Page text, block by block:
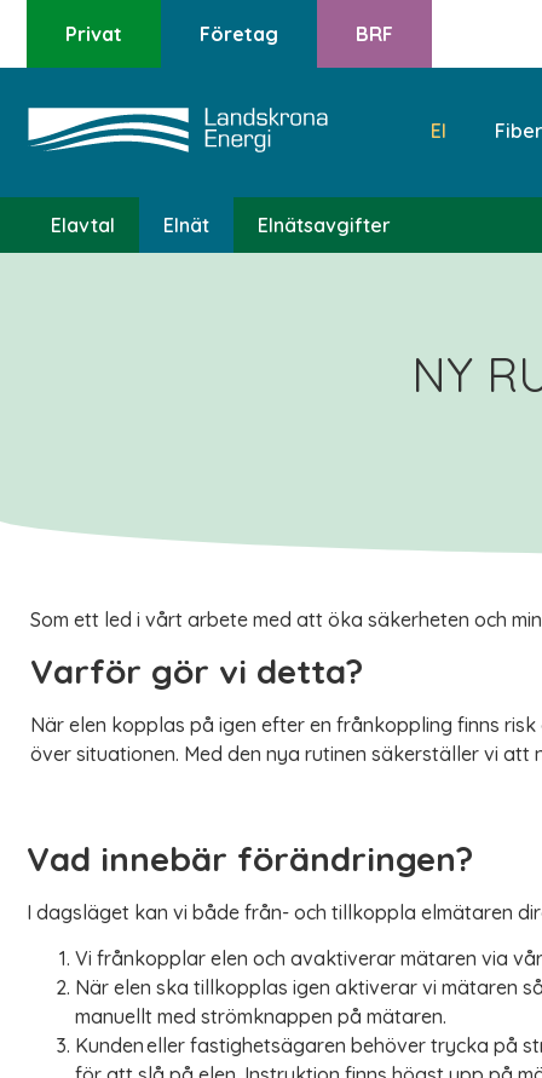
Privat Företag BRF
El Fiber
Elavtal Elnät Elnätsavgifter
NY
Som ett led i vårt arbete med att öka säkerheten och
Varför gör vi detta?
När elen kopplas på igen efter en frånkoppling finns
över situationen. Med den nya rutinen säkerställer vi
Vad innebär förändringen?
I dagsläget kan vi både från- och tillkoppla elmätaren
Vi frånkopplar elen och avaktiverar mätaren via
När elen ska tillkopplas igen aktiverar vi mätaren
manuellt med strömknappen på mätaren.
Kunden eller fastighetsägaren behöver trycka på